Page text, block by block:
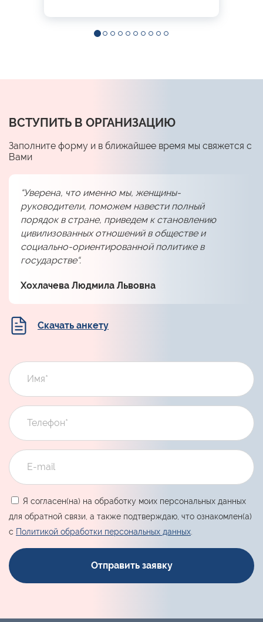
ВСТУПИТЬ В ОРГАНИЗАЦИЮ
Заполните форму и в ближайшее время мы свяжется с
Вами
“Уверена, что именно мы, женщины-
руководители, поможем навести полный
порядок в стране, приведем к становлению
цивилизованных отношений в обществе и
социально-ориентированной политике в
государстве“.
Хохлачева Людмила Львовна
Скачать анкету
Я согласен(на) на обработку моих персональных данных
для обратной связи, а также подтверждаю, что ознакомлен(а)
с Политикой обработки персональных данных